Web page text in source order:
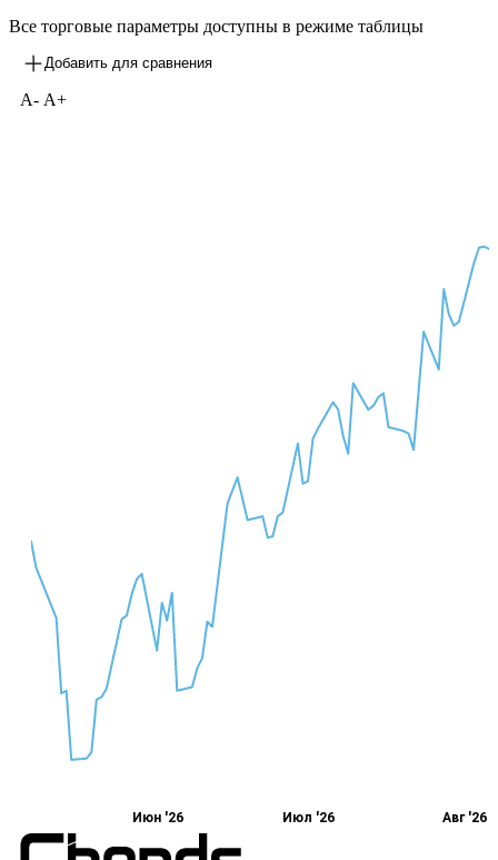
Все торговые параметры доступны в режиме таблицы
Добавить для сравнения